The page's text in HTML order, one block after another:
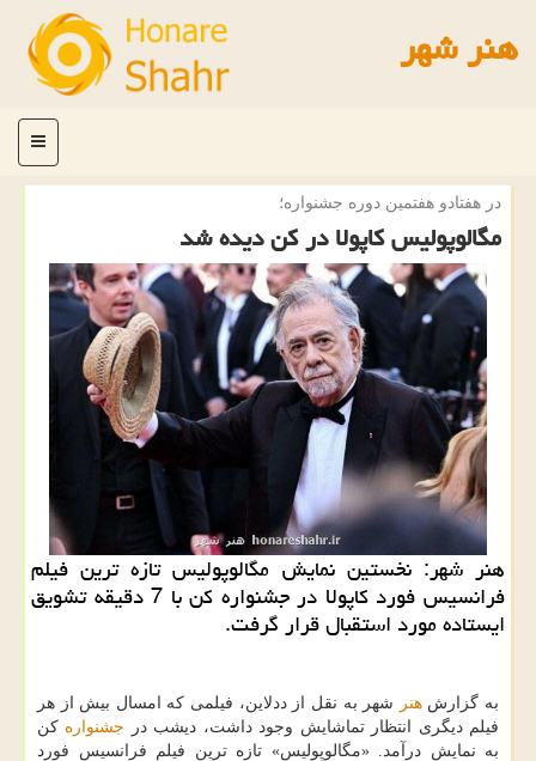
هنر شهر
منو
در هفتادو هفتمین دوره جشنواره؛
مگالوپولیس کاپولا در کن دیده شد
هنر شهر: نخستین نمایش مگالوپولیس تازه ترین فیلم
فرانسیس فورد کاپولا در جشنواره کن با 7 دقیقه تشویق
ایستاده مورد استقبال قرار گرفت.
به گزارشهنر
شهر به نقل از ددلاین، فیلمی که امسال بیش از هر
فیلم دیگری انتظار تماشایش وجود داشت، دیشب در جشنواره کن
به نمایش درآمد. «مگالوپولیس» تازه ترین فیلم فرانسیس فورد